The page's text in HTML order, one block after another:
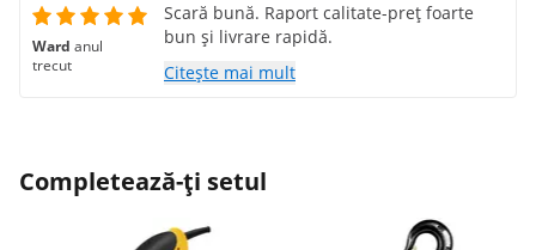
Ward anul
trecut
Scară bună. Raport calitate-preț foarte
bun și livrare rapidă.
Citește mai mult
Completează-ți setul